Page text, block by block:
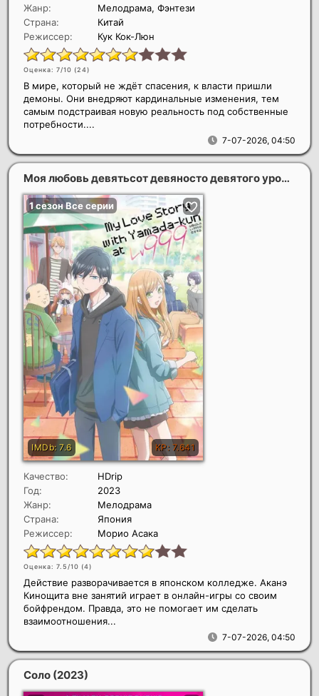
Жанр:
Мелодрама, Фэнтези
Страна:
Китай
Режиссер:
Кук Кок-Люн
Оценка: 7/10 (24)
7-07-2026, 04:50
В мире, который не ждёт спасения, к власти пришли
демоны. Они внедряют кардинальные изменения, тем
самым подстраивая новую реальность под собственные
потребности....
Моя любовь девятьсот девяносто девятого уровня к Ямаде (1 сезон)
Качество:
HDrip
Год:
2023
Жанр:
Мелодрама
Страна:
Япония
Режиссер:
Морио Асака
Оценка: 7.5/10 (4)
7-07-2026, 04:50
Действие разворачивается в японском колледже. Аканэ
Кинощита вне занятий играет в онлайн-игры со своим
бойфрендом. Правда, это не помогает им сделать
взаимоотношения...
Соло (2023)